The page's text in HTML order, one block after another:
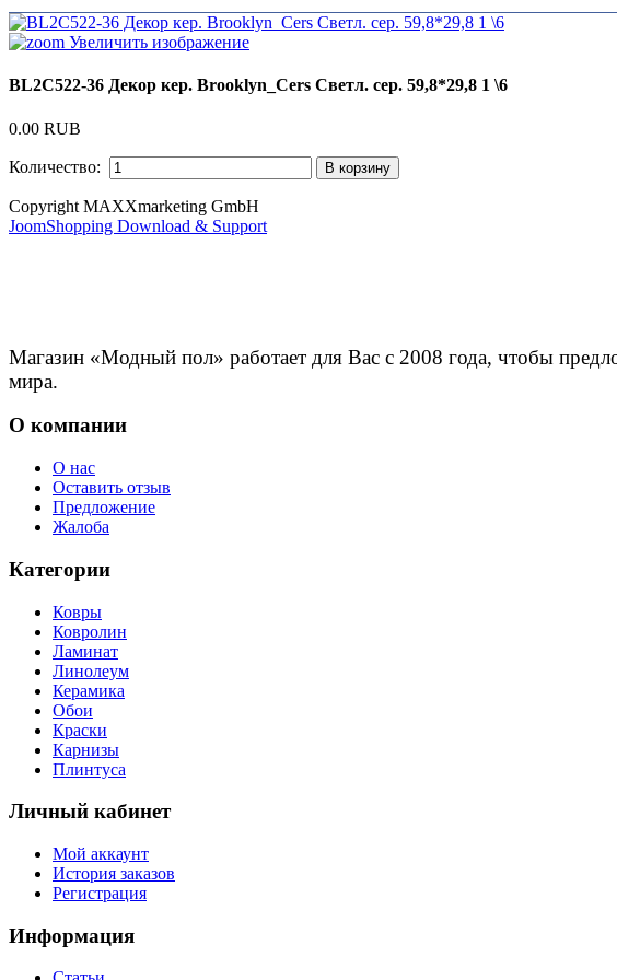
Увеличить изображение
BL2C522-36 Декор кер. Brooklyn_Cers Светл. сер. 59,8*29,8 1 \6
0.00 RUB
Количество:
Copyright MAXXmarketing GmbH
JoomShopping Download & Support
Магазин «Модный пол» работает для Вас с 2008 года, чтобы
мира.
О компании
О нас
Оставить отзыв
Предложение
Жалоба
Категории
Ковры
Ковролин
Ламинат
Линолеум
Керамика
Обои
Краски
Карнизы
Плинтуса
Личный кабинет
Мой аккаунт
История заказов
Регистрация
Информация